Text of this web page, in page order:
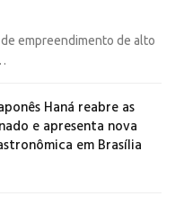
empreendimento de alto
Haná reabre as
e apresenta nova
em Brasília